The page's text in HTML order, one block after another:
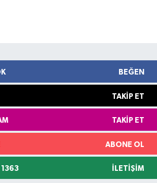
BEĞEN
TAKIP ET
TAKIP ET
ABONE OL
İLETIŞIM